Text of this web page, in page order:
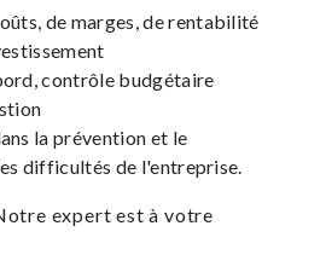
de marges, de rentabilité
contrôle budgétaire
la prévention et le
difficultés de l'entreprise.
expert est à votre